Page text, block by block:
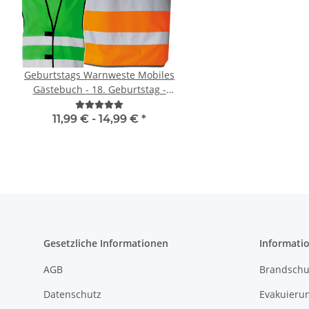
Geburtstags Warnweste Mobiles
Gästebuch - 18. Geburtstag -
Wunschzahl - Neon Warnweste
11,99 € - 14,99 € *
Gesetzliche Informationen
AGB
Datenschutz